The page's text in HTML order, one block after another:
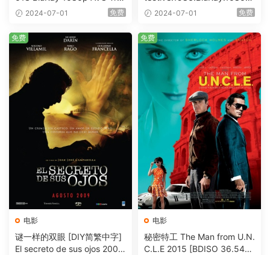
eHD5.1 [BDISO 22.64GB]
2024-07-01 免费
AVC.DTS-HD.MA.5.1-HDHo
2024-07-01 免费
电影
谜一样的双眼 [DIY简繁中字]
El secreto de sus ojos 2009
免费
电影
秘密特工 The Man from U.N.
C.L.E 2015 [BDISO 36.54G
免费